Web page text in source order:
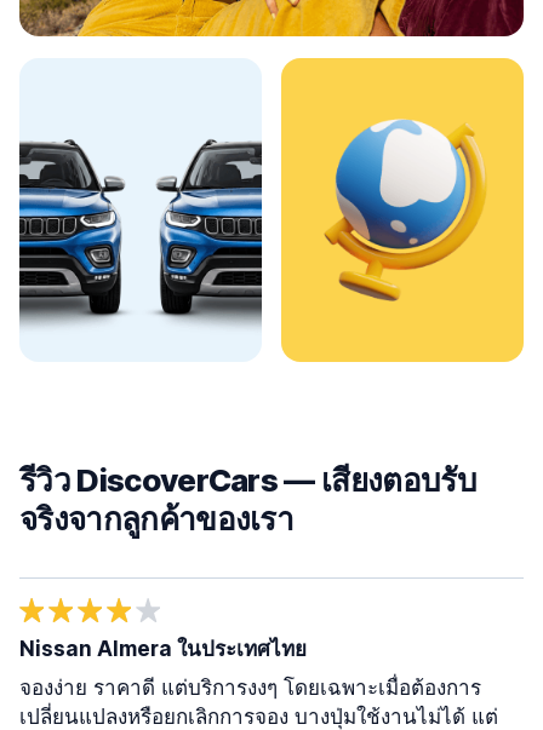
รีวิว DiscoverCars — เสียงตอบรับ
จริงจากลูกค้าของเรา
Nissan Almera ในประเทศไทย
จองง่าย ราคาดี แต่บริการงงๆ โดยเฉพาะเมื่อต้องการ
เปลี่ยนแปลงหรือยกเลิกการจอง บางปุ่มใช้งานไม่ได้ แต่